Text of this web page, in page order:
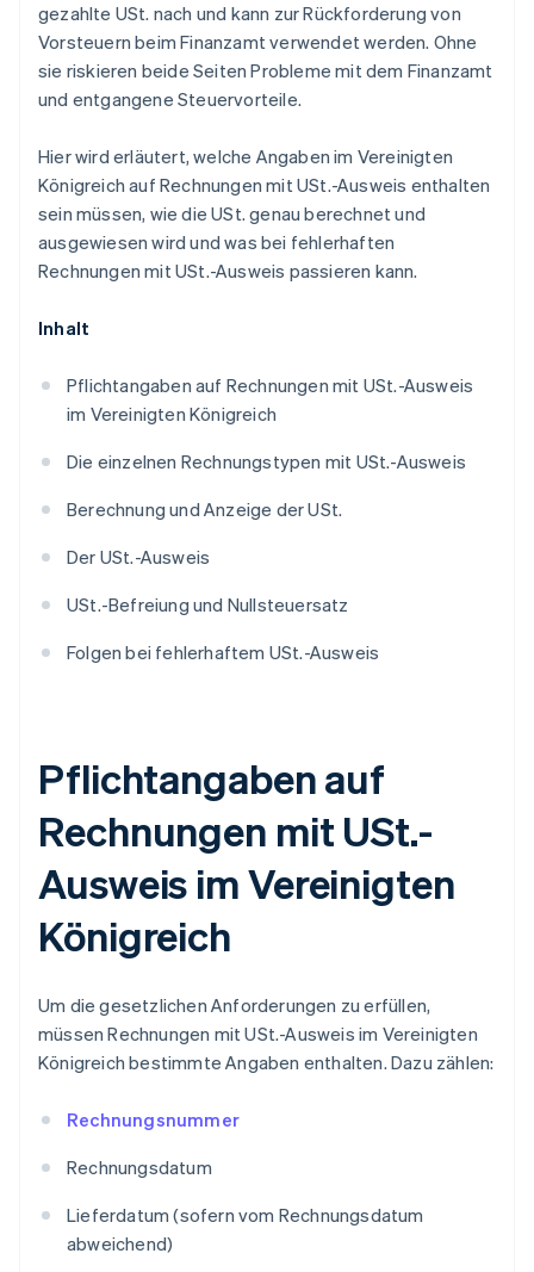
gezahlte USt. nach und kann zur Rückforderung von
Vorsteuern beim Finanzamt verwendet werden. Ohne
sie riskieren beide Seiten Probleme mit dem Finanzamt
und entgangene Steuervorteile.
Hier wird erläutert, welche Angaben im Vereinigten
Königreich auf Rechnungen mit USt.-Ausweis enthalten
sein müssen, wie die USt. genau berechnet und
ausgewiesen wird und was bei fehlerhaften
Rechnungen mit USt.-Ausweis passieren kann.
Inhalt
Pflichtangaben auf Rechnungen mit USt.-Ausweis
im Vereinigten Königreich
Die einzelnen Rechnungstypen mit USt.-Ausweis
Berechnung und Anzeige der USt.
Der USt.-Ausweis
USt.-Befreiung und Nullsteuersatz
Folgen bei fehlerhaftem USt.-Ausweis
Pflichtangaben auf
Rechnungen mit USt.-
Ausweis im Vereinigten
Königreich
Um die gesetzlichen Anforderungen zu erfüllen,
müssen Rechnungen mit USt.-Ausweis im Vereinigten
Königreich bestimmte Angaben enthalten. Dazu zählen:
Rechnungsnummer
Rechnungsdatum
Lieferdatum (sofern vom Rechnungsdatum
abweichend)